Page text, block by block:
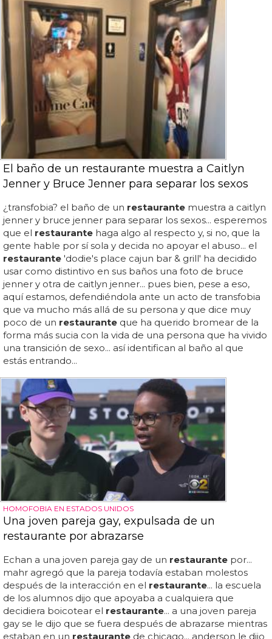
El baño de un restaurante muestra a Caitlyn
Jenner y Bruce Jenner para separar los sexos
¿transfobia? el baño de un restaurante muestra a caitlyn
jenner y bruce jenner para separar los sexos... esperemos
que el restaurante haga algo al respecto y, si no, que la
gente hable por sí sola y decida no apoyar el abuso... el
restaurante 'dodie's place cajun bar & grill' ha decidido
usar como distintivo en sus baños una foto de bruce
jenner y otra de caitlyn jenner... pues bien, pese a eso,
aquí estamos, defendiéndola ante un acto de transfobia
que va mucho más allá de su persona y que dice muy
poco de un restaurante que ha querido bromear de la
forma más sucia con la vida de una persona que ha vivido
una transición de sexo... así identifican al baño al que
estás entrando...
HOMOFOBIA EN ESTADOS UNIDOS
Una joven pareja gay, expulsada de un
restaurante por abrazarse
Echan a una joven pareja gay de un restaurante por...
mahr agregó que la pareja todavía estaban molestos
después de la interacción en el restaurante... la escuela
de los alumnos dijo que apoyaba a cualquiera que
decidiera boicotear el restaurante... a una joven pareja
gay se le dijo que se fuera después de abrazarse mientras
estaban en un restaurante de chicago... anderson le dijo